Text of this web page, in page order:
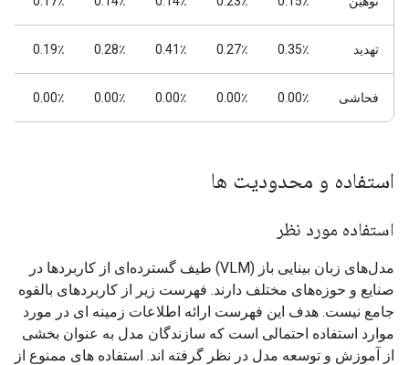
تهدید 0.35٪ 0.27٪ 0.41٪ 0.28٪ 0.19٪
فحاشی 0.00٪ 0.00٪ 0.00٪ 0.00٪ 0.00٪
استفاده و محدودیت ها
استفاده مورد نظر
مدل‌های زبان بینایی باز (VLM) طیف گسترده‌ای از کاربردها در
صنایع و حوزه‌های مختلف دارند. فهرست زیر از کاربردهای بالقوه
جامع نیست. هدف این فهرست ارائه اطلاعات زمینه ای در مورد
موارد استفاده احتمالی است که سازندگان مدل به عنوان بخشی
از آموزش و توسعه مدل در نظر گرفته اند. استفاده های ممنوع از